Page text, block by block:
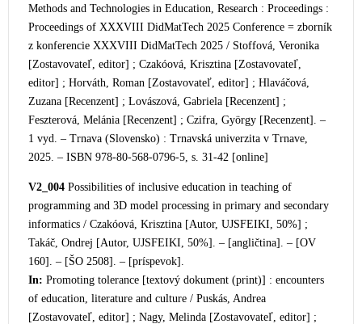
Methods and Technologies in Education, Research : Proceedings :
Proceedings of XXXVIII DidMatTech 2025 Conference = zborník
z konferencie XXXVIII DidMatTech 2025 / Stoffová, Veronika
[Zostavovateľ, editor] ; Czakóová, Krisztina [Zostavovateľ,
editor] ; Horváth, Roman [Zostavovateľ, editor] ; Hlaváčová,
Zuzana [Recenzent] ; Lovászová, Gabriela [Recenzent] ;
Feszterová, Melánia [Recenzent] ; Czifra, György [Recenzent]. –
1 vyd. – Trnava (Slovensko) : Trnavská univerzita v Trnave,
2025. – ISBN 978-80-568-0796-5, s. 31-42 [online]
V2_004 Possibilities of inclusive education in teaching of
programming and 3D model processing in primary and secondary
informatics / Czakóová, Krisztina [Autor, UJSFEIKI, 50%] ;
Takáč, Ondrej [Autor, UJSFEIKI, 50%]. – [angličtina]. – [OV
160]. – [ŠO 2508]. – [príspevok].
In: Promoting tolerance [textový dokument (print)] : encounters
of education, literature and culture / Puskás, Andrea
[Zostavovateľ, editor] ; Nagy, Melinda [Zostavovateľ, editor] ;